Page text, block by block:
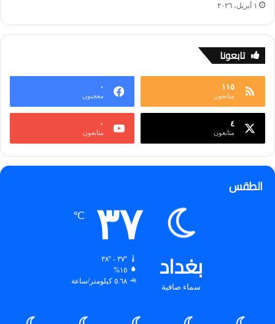
١ أبريل، ٢٠٢٦
تابعونا
١١٥
متابعون
٠
معجبون
٤
متابعون
٠
متابعون
الطقس
بغداد
سماء صافية
٣٧ ℃
٣٧º - ٣٨º
١٥%
٥.٦٨ كيلومتر/ساعة